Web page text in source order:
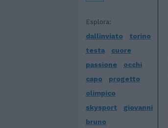
Esplora:
dallinviato
torino
testa
cuore
passione
occhi
capo
progetto
olimpico
skysport
giovanni
bruno